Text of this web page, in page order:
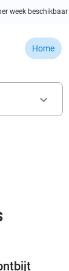
week beschikbaar
Home
keyboard_arrow_down